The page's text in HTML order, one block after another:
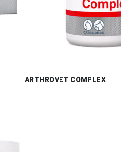
ARTHROVET COMPLEX